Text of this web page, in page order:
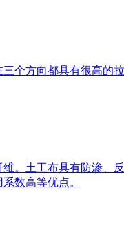
个方向都具有很高的
。土工布具有防渗、
数高等优点。